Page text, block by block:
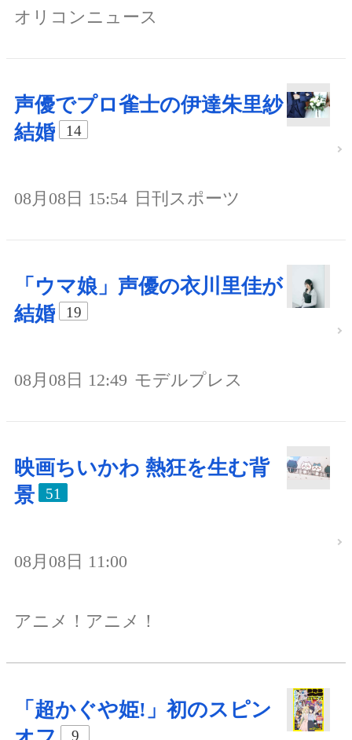
オリコンニュース
声優でプロ雀士の伊達朱里紗
結婚
14
08月08日 15:54 日刊スポーツ
「ウマ娘」声優の衣川里佳が
結婚
19
08月08日 12:49 モデルプレス
映画ちいかわ 熱狂を生む背
景
51
08月08日 11:00
アニメ！アニメ！
「超かぐや姫!」初のスピン
9